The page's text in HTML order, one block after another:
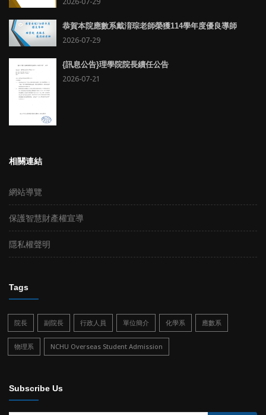
恭賀本院應數系戴淯琮老師榮獲114學年度優良導師
2026-07-29
{訊息公告}理學院院長續任公告
2026-07-21
相關連結
網站導覽
保護智慧財產權宣導
隱私權聲明
Tags
院長 副院長 行政人員 單位簡介 化學系 應數系
物理系 NCHU Overseas Student Admission
Subscribe Us